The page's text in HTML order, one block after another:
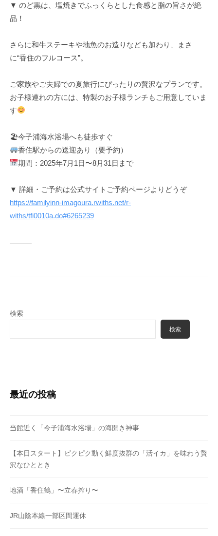
▼ のど黒は、塩焼きでふっくらとした食感と脂の旨さが絶
品！
さらに和牛ステーキや地魚のお造りなども加わり、まさ
に“香住のフルコース”。
ご家族やご夫婦での夏旅行にぴったりの贅沢なプランです。
お子様連れの方には、特製のお子様ランチもご用意していま
す
🏖今子浦海水浴場へも徒歩すぐ
香住駅からの送迎あり（要予約）
期間：2025年7月1日〜8月31日まで
▼ 詳細・ご予約は公式サイトご予約ページよりどうぞ
https://familyinn-imagoura.rwiths.net/r-
withs/tfi0010a.do#6265239
検索
検索
最近の投稿
当館近く「今子浦海水浴場」の海開き神事
【本日スタート】ピクピク動く鮮度抜群の「活イカ」を味わう贅
沢なひととき
地酒「香住鶴」〜立春搾り〜
JR山陰本線一部区間運休